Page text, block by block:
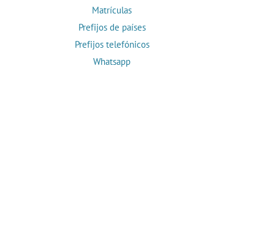
Matrículas
Prefijos de países
Prefijos telefónicos
Whatsapp